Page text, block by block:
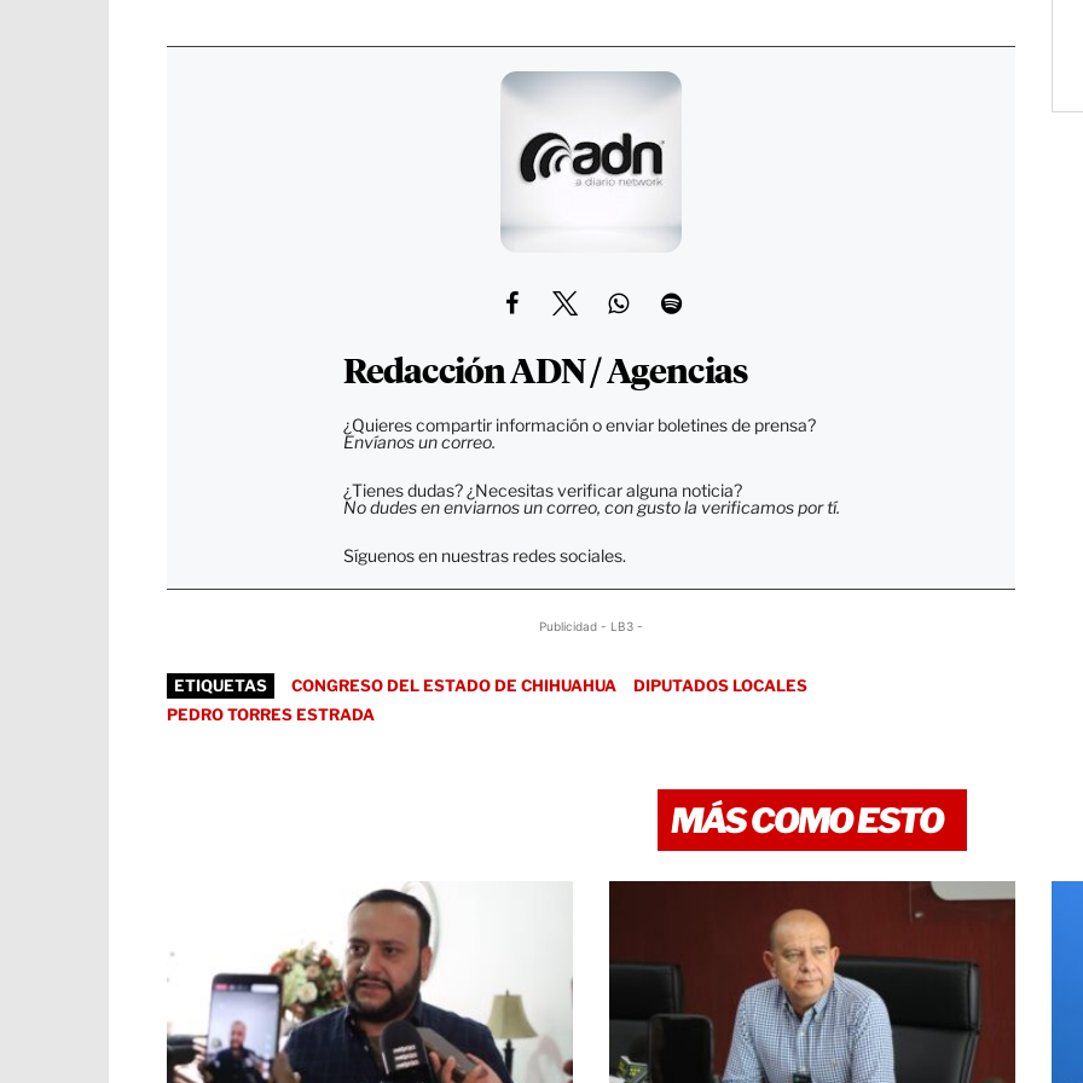
Redacción ADN / Agencias
¿Quieres compartir información o enviar boletines de prensa?
Envíanos un correo.
¿Tienes dudas? ¿Necesitas verificar alguna noticia?
No dudes en enviarnos un correo, con gusto la verificamos por tí.
Síguenos en nuestras redes sociales.
Publicidad - LB3 -
ETIQUETAS CONGRESO DEL ESTADO DE CHIHUAHUA
DIPUTADOS LOCALES
PEDRO TORRES ESTRADA
MÁS COMO ESTO